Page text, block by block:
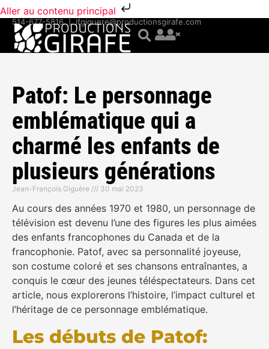
Aller au contenu principal
514-677-5816|jfgiguere@productionsgirafe.com
Patof: Le personnage
emblématique qui a
charmé les enfants de
plusieurs générations
Jean-François Giguère 30 mai 2023
Au cours des années 1970 et 1980, un personnage de
télévision est devenu l’une des figures les plus aimées
des enfants francophones du Canada et de la
francophonie. Patof, avec sa personnalité joyeuse,
son costume coloré et ses chansons entraînantes, a
conquis le cœur des jeunes téléspectateurs. Dans cet
article, nous explorerons l’histoire, l’impact culturel et
l’héritage de ce personnage emblématique.
Les débuts de Patof: